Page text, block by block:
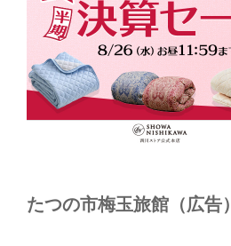
たつの市梅玉旅館（広告）